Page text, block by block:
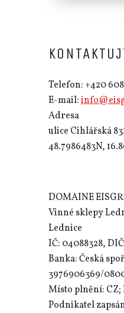
Telefon: +420
E-mail:
Adresa
ulice Cihlářská
48.7986483N,
DOMAINE
Vinné sklepy
Lednice
IČ: 04088328,
Banka: Česká
3976906369/
Místo plnění: CZ;
Podnikatel